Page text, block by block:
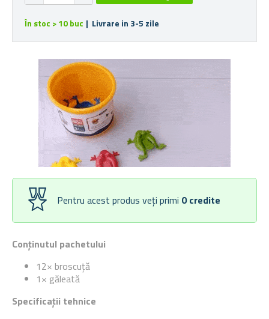
Conținutul pachetului
12× broscuță
1× găleată
Specificații tehnice
În stoc > 10 buc | Livrare in 3-5 zile
Pentru acest produs veți primi 0 credite